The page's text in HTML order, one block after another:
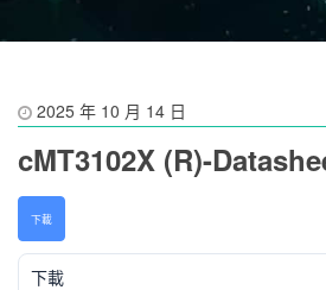
2025 年 10 月 14 日
cMT3102X (R)-
下載
下載